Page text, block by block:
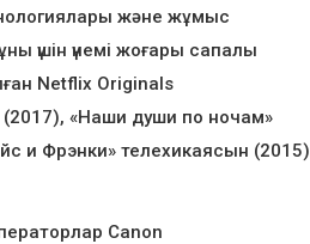
және жұмыс
үшін үнемі жоғары сапалы
Netflix Originals
«Наши души по ночам»
и Фрэнки» телехикаясын (2015)
Canon